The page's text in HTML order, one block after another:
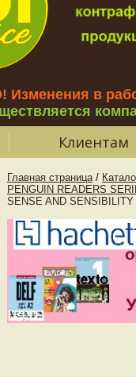
в
Клиентам
Главная страница /
PENGUIN READERS
SENSE AND